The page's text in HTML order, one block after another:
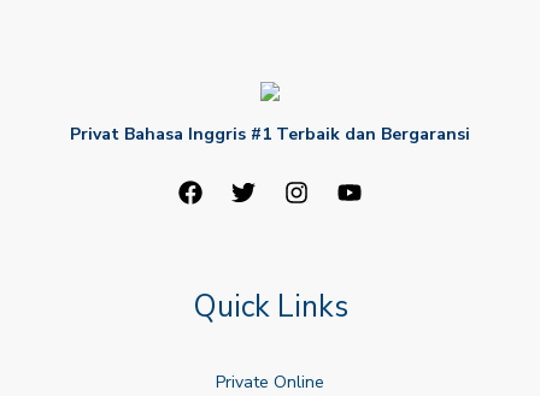
Privat Bahasa Inggris #1 Terbaik dan Bergaransi
Quick Links
Private Online